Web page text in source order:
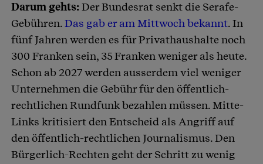
Darum gehts:Der Bundesrat senkt die Serafe-
Gebühren.Das gab er am Mittwoch bekannt. In
fünf Jahren werden es für Privathaushalte noch
300 Franken sein, 35 Franken weniger als heute.
Schon ab 2027 werden ausserdem viel weniger
Unternehmen die Gebühr für den öffentlich-
rechtlichen Rundfunk bezahlen müssen. Mitte-
Links kritisiert den Entscheid als Angriff auf
den öffentlich-rechtlichen Journalismus. Den
Bürgerlich-Rechten geht der Schritt zu wenig